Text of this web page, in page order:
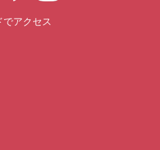
アクセス